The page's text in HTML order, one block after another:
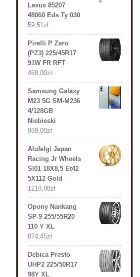
Lexus 85207
48060 Eds Ty 030
59,51zł
Pirelli P Zero
(PZ3) 225/45R17
91W FR RFT
468,00zł
Samsung Galaxy
M23 5G SM-M236
4/128GB
Niebieski
989,00zł
Alufelgi Japan
Racing Jr Wheels
Sl01 18X8,5 Et42
5X112 Gold
1218,88zł
Opony Nankang
SP-9 255/55R20
110 Y XL
874,45zł
Debica Presto
UHP2 225/50R17
98Y XL